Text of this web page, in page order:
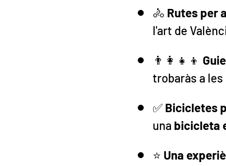
🚴 Rutes per
l'art de
👨👩👧👦
trobaràs a les
✅ Bicicletes
una bicicleta
⭐ Una